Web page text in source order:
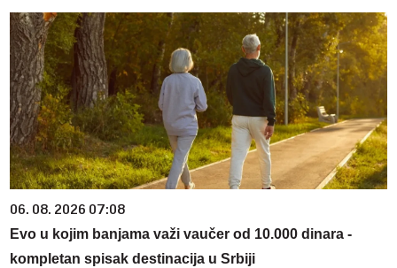
06. 08. 2026 07:08
Evo u kojim banjama važi vaučer od 10.000 dinara -
kompletan spisak destinacija u Srbiji